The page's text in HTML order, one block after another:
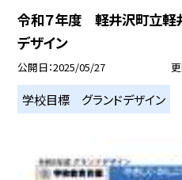
令和７年度 軽井沢町立軽
デザイン
公開日 2025/05/27
学校目標 グランドデザイン